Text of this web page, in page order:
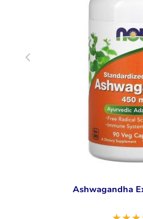
Ashwagandha